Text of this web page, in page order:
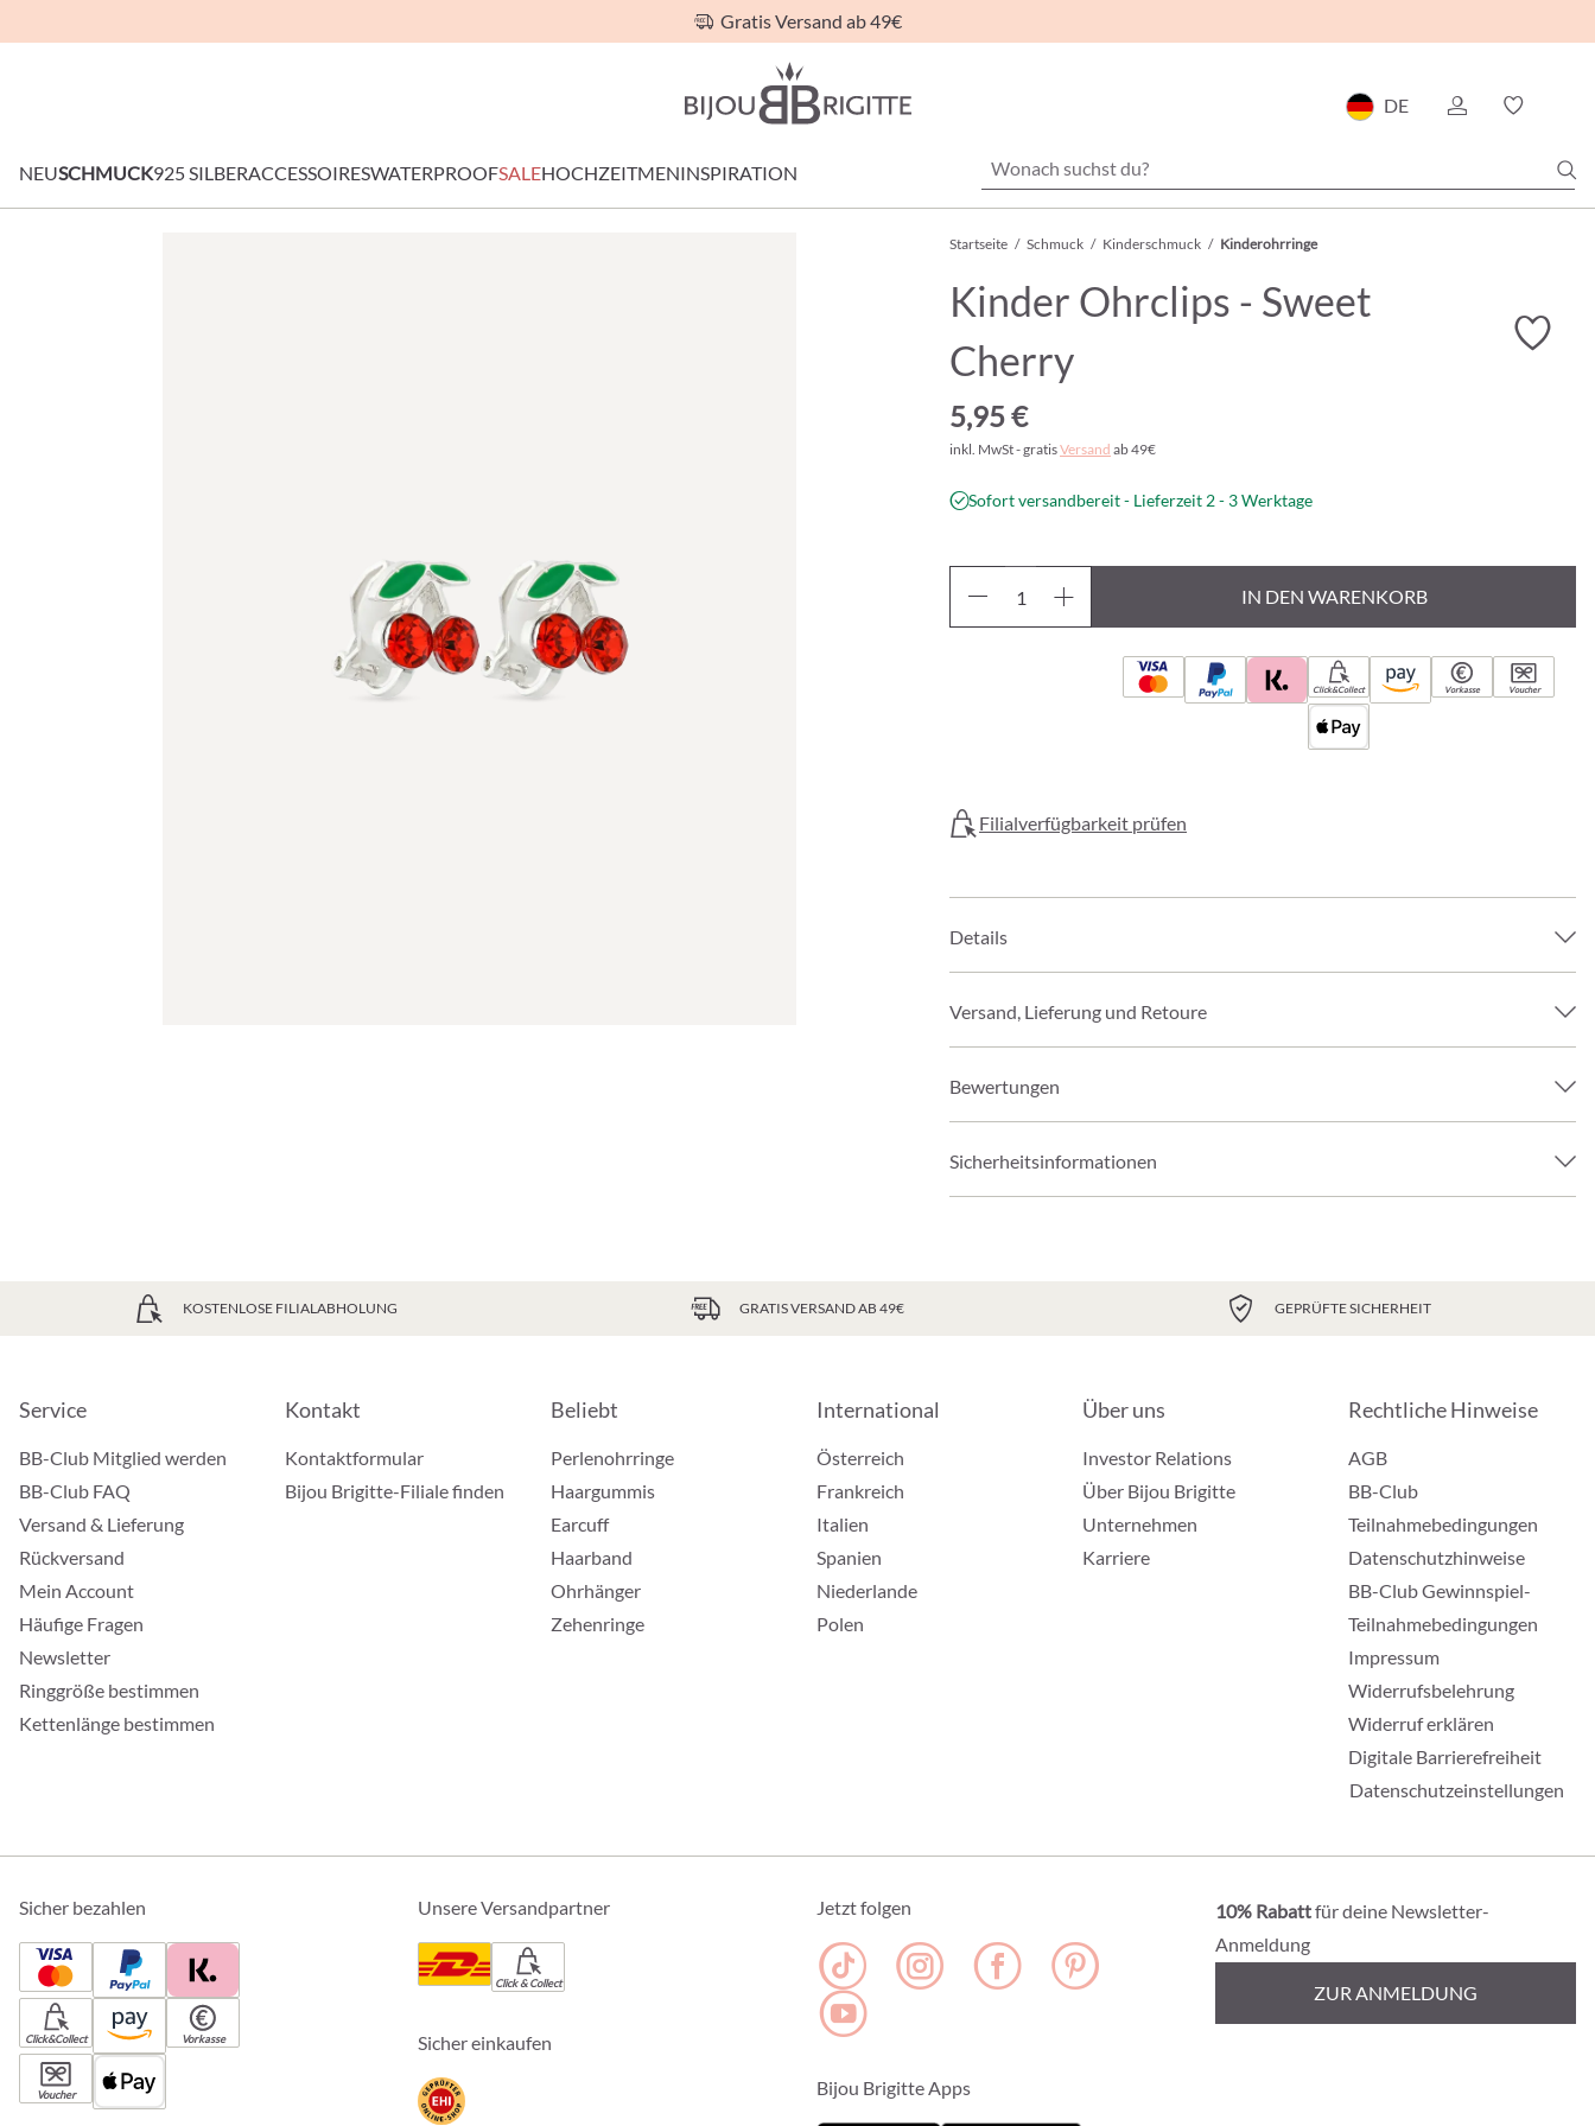
Gratis Versand ab 49€
DE
NEUSCHMUCK925 SILBERACCESSOIRESWATERPROOFSALEHOCHZEITMENINSPIRATION
Startseite / Schmuck / Kinderschmuck / Kinderohrringe
Kinder Ohrclips - Sweet
Cherry
5,95 €
inkl. MwSt - gratisVersand ab 49€
Sofort versandbereit - Lieferzeit 2 - 3 Werktage
IN DEN WARENKORB
Click&Collect Vorkasse Voucher
Filialverfügbarkeit prüfen
Details
Versand, Lieferung und Retoure
Bewertungen
Sicherheitsinformationen
KOSTENLOSE FILIALABHOLUNG GRATIS VERSAND AB 49€ GEPRÜFTE SICHERHEIT
Service
BB-Club Mitglied werden
BB-Club FAQ
Versand & Lieferung
Rückversand
Mein Account
Häufige Fragen
Newsletter
Ringgröße bestimmen
Kettenlänge bestimmen
Kontakt
Kontaktformular
Bijou Brigitte-Filiale finden
Beliebt
Perlenohrringe
Haargummis
Earcuff
Haarband
Ohrhänger
Zehenringe
International
Österreich
Frankreich
Italien
Spanien
Niederlande
Polen
Über uns
Investor Relations
Über Bijou Brigitte
Unternehmen
Karriere
Rechtliche Hinweise
AGB
BB-Club
Teilnahmebedingungen
Datenschutzhinweise
BB-Club Gewinnspiel-
Teilnahmebedingungen
Impressum
Widerrufsbelehrung
Widerruf erklären
Digitale Barrierefreiheit
Datenschutzeinstellungen
Sicher bezahlen
Click&Collect Vorkasse
Voucher
Unsere Versandpartner
Click & Collect
Sicher einkaufen
Jetzt folgen
Bijou Brigitte Apps
10% Rabattfür deine Newsletter-
Anmeldung
ZUR ANMELDUNG